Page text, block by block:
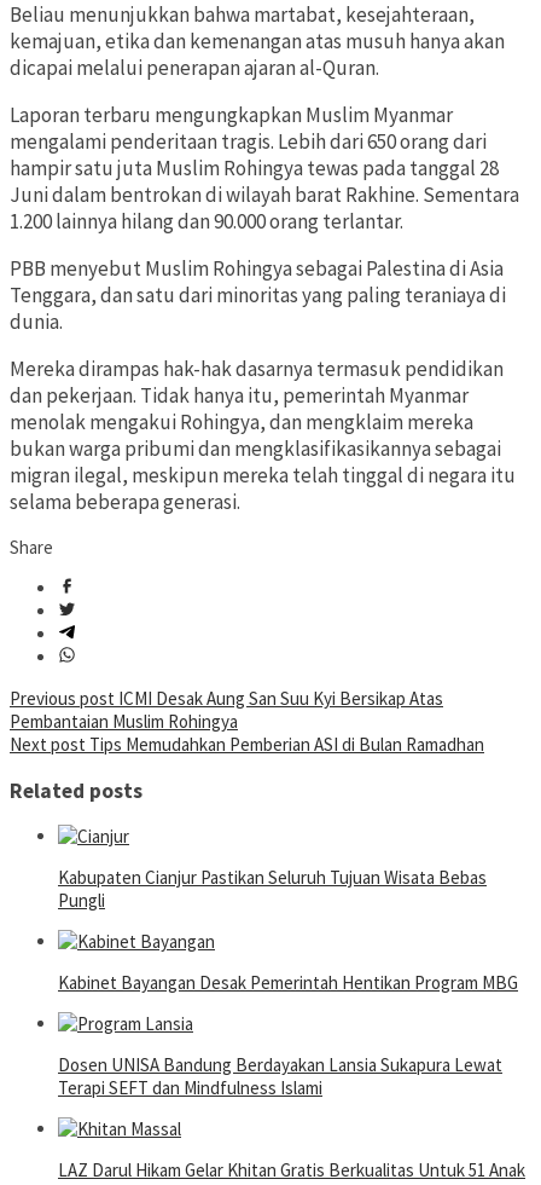
Beliau menunjukkan bahwa martabat, kesejahteraan,
kemajuan, etika dan kemenangan atas musuh hanya akan
dicapai melalui penerapan ajaran al-Quran.
Laporan terbaru mengungkapkan Muslim Myanmar
mengalami penderitaan tragis. Lebih dari 650 orang dari
hampir satu juta Muslim Rohingya tewas pada tanggal 28
Juni dalam bentrokan di wilayah barat Rakhine. Sementara
1.200 lainnya hilang dan 90.000 orang terlantar.
PBB menyebut Muslim Rohingya sebagai Palestina di Asia
Tenggara, dan satu dari minoritas yang paling teraniaya di
dunia.
Mereka dirampas hak-hak dasarnya termasuk pendidikan
dan pekerjaan. Tidak hanya itu, pemerintah Myanmar
menolak mengakui Rohingya, dan mengklaim mereka
bukan warga pribumi dan mengklasifikasikannya sebagai
migran ilegal, meskipun mereka telah tinggal di negara itu
selama beberapa generasi.
Share
Post
navigation
Previous post ICMI Desak Aung San Suu Kyi Bersikap Atas
Pembantaian Muslim Rohingya
Next post Tips Memudahkan Pemberian ASI di Bulan Ramadhan
Related posts
Kabupaten Cianjur Pastikan Seluruh Tujuan Wisata Bebas
Pungli
Kabinet Bayangan Desak Pemerintah Hentikan Program MBG
Dosen UNISA Bandung Berdayakan Lansia Sukapura Lewat
Terapi SEFT dan Mindfulness Islami
LAZ Darul Hikam Gelar Khitan Gratis Berkualitas Untuk 51 Anak